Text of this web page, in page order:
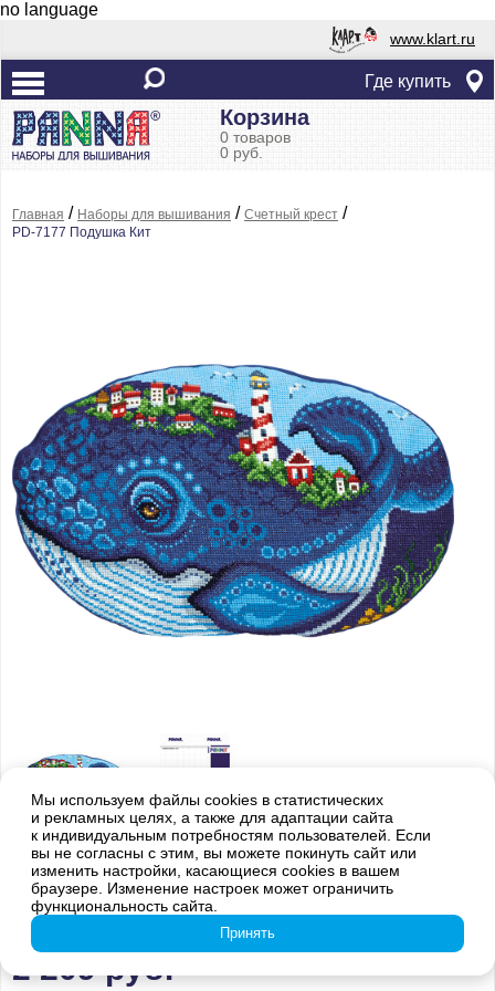
no language
www.klart.ru
Где купить
Корзина
0 товаров
0 руб.
Главная / Наборы для вышивания / Счетный крест /
PD-7177 Подушка Кит
Внимание! Оттенки цветов готовой вышивки могут отличаться от
изображения на обложке из-за погрешностей цветопередачи
PD-7177 Подушка Кит
2 209руб.
Мы используем файлы cookies в статистических
и рекламных целях, а также для адаптации сайта
к индивидуальным потребностям пользователей. Если
вы не согласны с этим, вы можете покинуть сайт или
изменить настройки, касающиеся cookies в вашем
браузере. Изменение настроек может ограничить
функциональность сайта.
Принять